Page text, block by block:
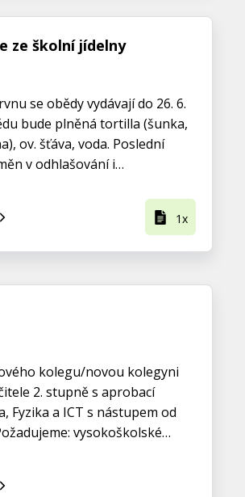
ze školní jídelny
se obědy vydávají do 26. 6.
bude plněná tortilla (šunka,
ov. šťáva, voda. Poslední
v odhlašování i…
1x
kolegu/novou kolegyni
2. stupně s aprobací
Fyzika a ICT s nástupem od
vysokoškolské…